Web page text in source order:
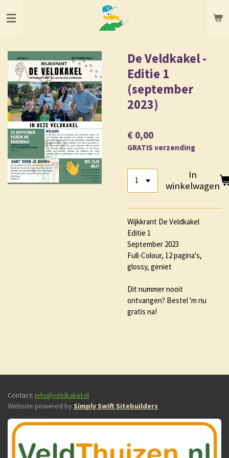
direct
De Veldkakel -
Editie 1
(september
2023)
€ 0,00
GRATIS verzending
In
winkelwagen
Wijkkrant De Veldkakel
Editie 1
September 2023
Full-Colour, 12 pagina's,
glossy, geniet
Dit nummer nooit
ontvangen? Bestel 'm nu
gratis na!
Contact: info@veldkakel.nl
Website powered by Simply Swift Sitebuilders